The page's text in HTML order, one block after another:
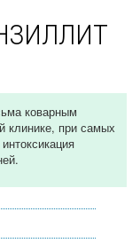
коварным
клинике, при самых